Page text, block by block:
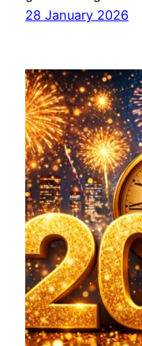
28 January 2026